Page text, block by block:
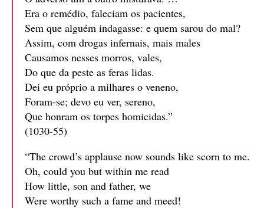
Era o remédio, faleciam os pacientes,
Sem que alguém indagasse: e quem sarou do mal?
Assim, com drogas infernais, mais males
Causamos nesses morros, vales,
Do que da peste as feras lidas.
Dei eu próprio a milhares o veneno,
Foram-se; devo eu ver, sereno,
Que honram os torpes homicidas.”
(1030-55)
“The crowd’s applause now sounds like scorn to me.
Oh, could you but within me read
How little, son and father, we
Were worthy such a fame and meed!